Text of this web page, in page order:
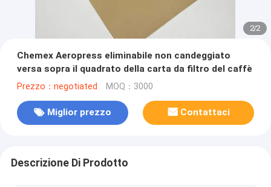
2/2
Chemex Aeropress eliminabile non candeggiato
versa sopra il quadrato della carta da filtro del caffè
Prezzo：negotiated MOQ：3000
Miglior prezzo Contattaci
Descrizione Di Prodotto